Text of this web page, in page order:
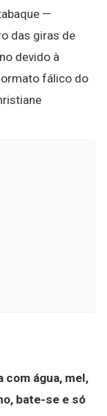
—
das giras de
devido à
fálico do
com água, mel,
bate-se e só